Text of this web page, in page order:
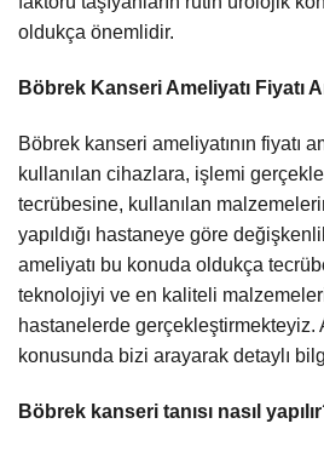
oldukça önemlidir.
Böbrek Kanseri Ameliyatı Fiyatı
Böbrek kanseri ameliyatının fiyatı
kullanılan cihazlara, işlemi
tecrübesine, kullanılan
yapıldığı hastaneye göre
ameliyatı bu konuda oldukça
teknolojiyi ve en kaliteli malzemeleri
hastanelerde gerçekleştirmekteyiz.
konusunda bizi arayarak detaylı
Böbrek kanseri tanısı nasıl